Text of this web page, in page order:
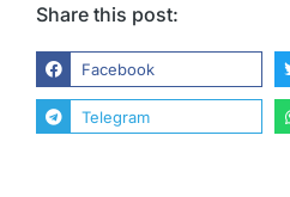
Share this post:
Facebook
Telegram